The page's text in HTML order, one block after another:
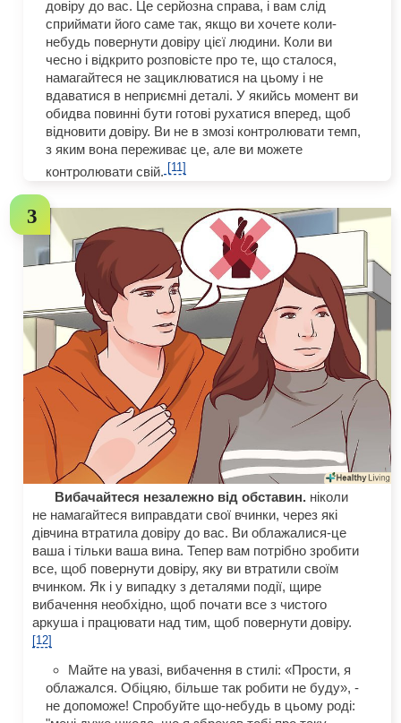
довіру до вас. Це серйозна справа, і вам слід
сприймати його саме так, якщо ви хочете коли-
небудь повернути довіру цієї людини. Коли ви
чесно і відкрито розповісте про те, що сталося,
намагайтеся не зациклюватися на цьому і не
вдаватися в неприємні деталі. У якийсь момент ви
обидва повинні бути готові рухатися вперед, щоб
відновити довіру. Ви не в змозі контролювати темп,
з яким вона переживає це, але ви можете
контролювати свій. [11]
Вибачайтеся незалежно від обставин. ніколи
не намагайтеся виправдати свої вчинки, через які
дівчина втратила довіру до вас. Ви облажалися-це
ваша і тільки ваша вина. Тепер вам потрібно зробити
все, щоб повернути довіру, яку ви втратили своїм
вчинком. Як і у випадку з деталями події, щире
вибачення необхідно, щоб почати все з чистого
аркуша і працювати над тим, щоб повернути довіру.
[12]
Майте на увазі, вибачення в стилі: «Прости, я
облажался. Обіцяю, більше так робити не буду», -
не допоможе! Спробуйте що-небудь в цьому роді: